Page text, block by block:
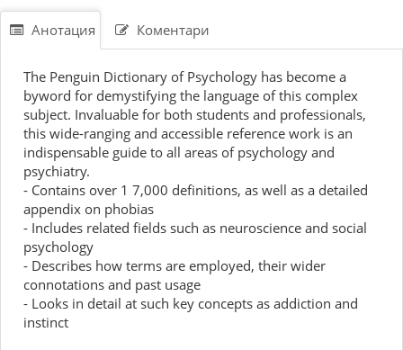
Анотация Коментари
The Penguin Dictionary of Psychology has become a
byword for demystifying the language of this complex
subject. Invaluable for both students and professionals,
this wide-ranging and accessible reference work is an
indispensable guide to all areas of psychology and
psychiatry.
- Contains over 1 7,000 definitions, as well as a detailed
appendix on phobias
- Includes related fields such as neuroscience and social
psychology
- Describes how terms are employed, their wider
connotations and past usage
- Looks in detail at such key concepts as addiction and
instinct